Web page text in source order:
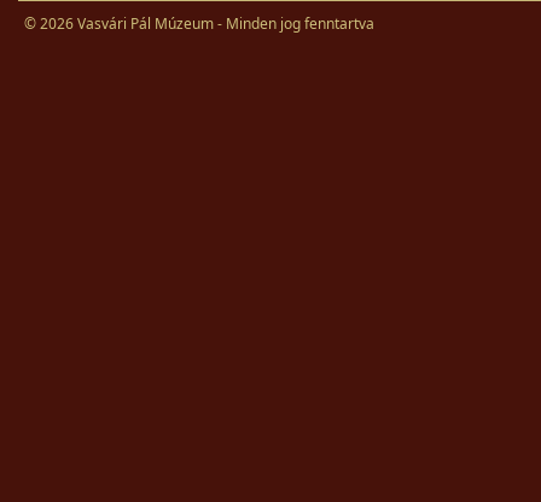
© 2026 Vasvári Pál Múzeum - Minden jog fenntartva